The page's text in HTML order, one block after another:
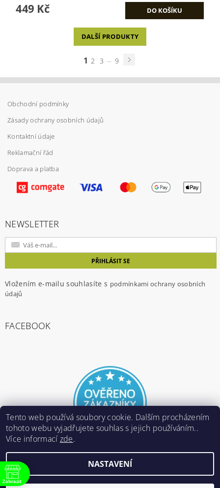
449 Kč
DALŠÍ PRODUKTY
1 2 3 ... 9
Obchodní podmínky
Zásady ochrany osobních údajů
Kontaktní údaje
Reklamační řád
Doprava a platba
NEWSLETTER
Vložením e-mailu souhlasíte s podmínkami ochrany osobních
údajů
FACEBOOK
E-ARMY.cz, všechna práva vyhrazena
Vytvořil Shoptet
Zobrazit
Tento web používá soubory cookie. Dalším procházením
tohoto webu vyjadřujete souhlas s jejich používáním..
Více informací zde.
NASTAVENÍ